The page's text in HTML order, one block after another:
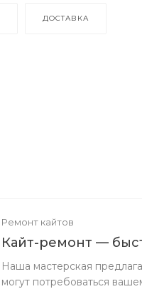
ДОСТАВКА
Ремонт кайтов
Кайт-ремонт —
Наша мастерская
могут потребоваться